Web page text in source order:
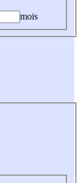
mois